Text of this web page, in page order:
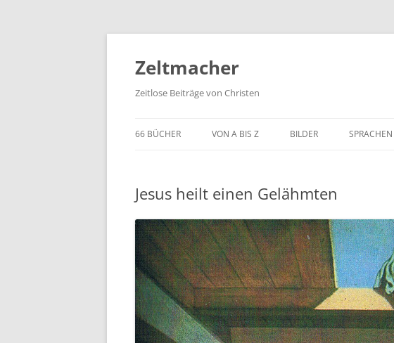
Zum
springen
Zeltmacher
Zeitlose Beiträge von Christen
66 BÜCHER VON A BIS Z BILDER SPRACHEN
Jesus heilt einen Gelähmten